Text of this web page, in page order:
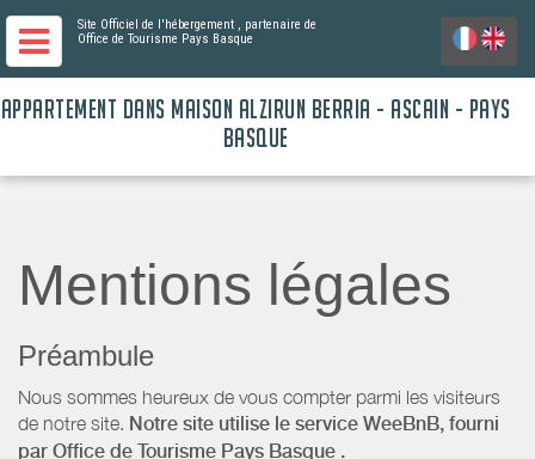
Site Officiel de l'hébergement , partenaire de
Office de Tourisme Pays Basque
APPARTEMENT DANS MAISON ALZIRUN BERRIA - ASCAIN - PAYS
BASQUE
Mentions légales
Préambule
Nous sommes heureux de vous compter parmi les visiteurs
de notre site. Notre site utilise le service WeeBnB, fourni
par Office de Tourisme Pays Basque .